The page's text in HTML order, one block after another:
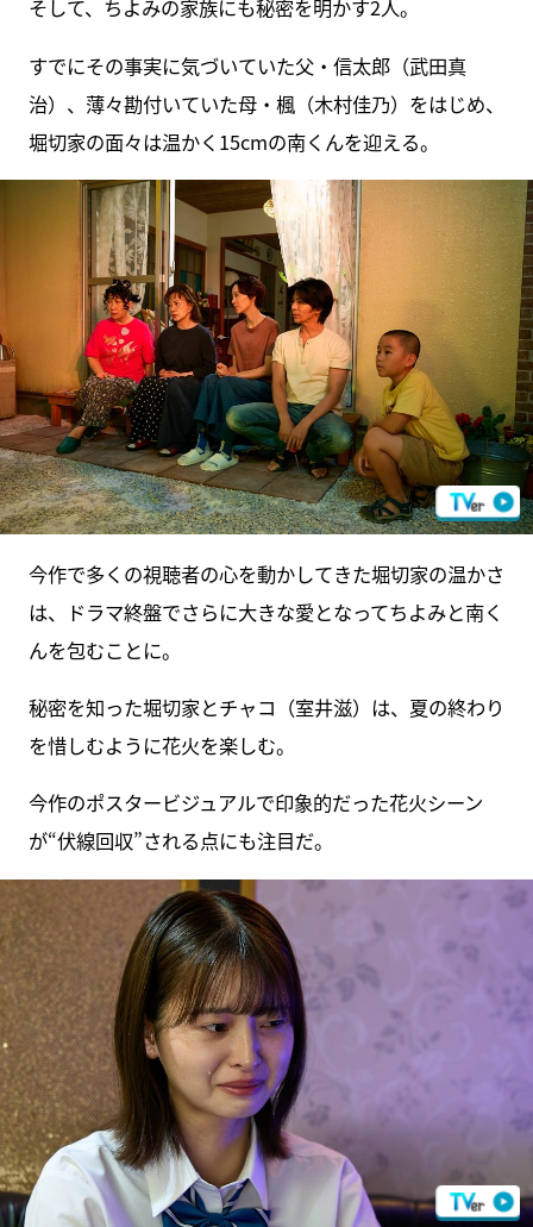
そして、ちよみの家族にも秘密を明かす2人。
すでにその事実に気づいていた父・信太郎（武田真
治）、薄々勘付いていた母・楓（木村佳乃）をはじめ、
堀切家の面々は温かく15cmの南くんを迎える。
今作で多くの視聴者の心を動かしてきた堀切家の温かさ
は、ドラマ終盤でさらに大きな愛となってちよみと南く
んを包むことに。
秘密を知った堀切家とチャコ（室井滋）は、夏の終わり
を惜しむように花火を楽しむ。
今作のポスタービジュアルで印象的だった花火シーン
が“伏線回収”される点にも注目だ。